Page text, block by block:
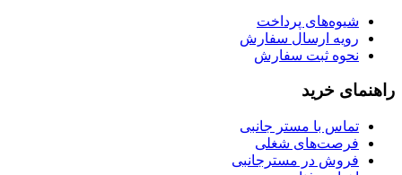
شیوه‌های پرداخت
رویه ارسال سفارش
نحوه ثبت سفارش
راهنمای خرید
تماس با مستر جانبی
فرصت‌های شغلی
فروش در مسترجانبی